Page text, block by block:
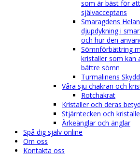
som är bäst för
självacceptans
Smaragdens
djupdykning i
och hur den
Sömnförbättring
kristaller som kan
bättre sömn
Turmalinens
Våra sju chakran och
Rotchakrat
Kristaller och deras
Stjärntecken och
Ärkeänglar och änglar
Spå dig själv online
Om oss
Kontakta oss